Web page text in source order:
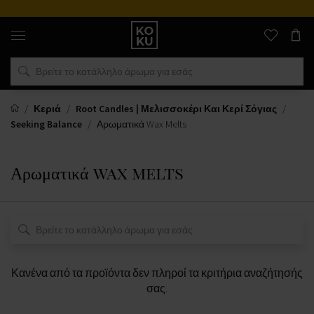
Αυθεντικά
αρώματα
και
ρολόγια
σε
μέρος
Κεριά
Root Candles | Μελισσοκέρι Και Κερί Σόγιας
Seeking Balance
Αρωματικά Wax Melts
Αρωματικά wax melts
Κανένα από τα προϊόντα δεν πληροί τα κριτήρια αναζήτησής
σας.